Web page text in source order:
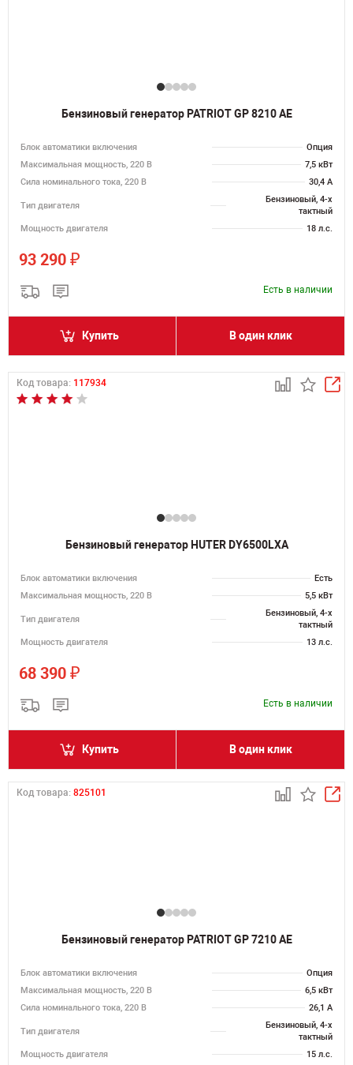
Бензиновый генератор PATRIOT GP 8210 AE
Блок автоматики включения
Опция
Максимальная мощность, 220 В
7,5 кВт
Сила номинального тока, 220 В
30,4 А
Тип двигателя
Бензиновый, 4-х
тактный
Мощность двигателя
18 л.с.
93 290 ₽
Есть в наличии
Купить В один клик
Код товара: 117934
Бензиновый генератор HUTER DY6500LXA
Блок автоматики включения
Есть
Максимальная мощность, 220 В
5,5 кВт
Тип двигателя
Бензиновый, 4-х
тактный
Мощность двигателя
13 л.с.
68 390 ₽
Есть в наличии
Купить В один клик
Код товара: 825101
Бензиновый генератор PATRIOT GP 7210 AE
Блок автоматики включения
Опция
Максимальная мощность, 220 В
6,5 кВт
Сила номинального тока, 220 В
26,1 А
Тип двигателя
Бензиновый, 4-х
тактный
Мощность двигателя
15 л.с.